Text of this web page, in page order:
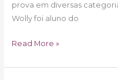
prova em diversas
Wolly foi aluno do
Read More »